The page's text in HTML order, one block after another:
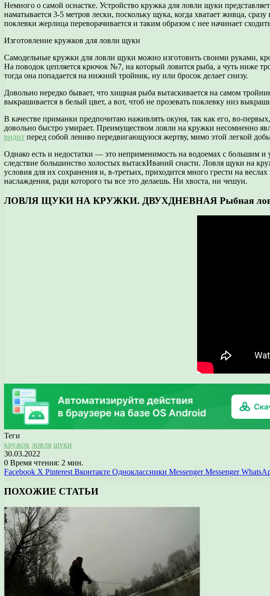
Немного о самой оснастке. Устройство кружка для ловли щуки
наматывается 3-5 метров лески, поскольку щука, когда хватает живца,
поклевки жерлица переворачивается и таким образом с нее начинает
Изготовление кружков для ловли щуки
Самодельные кружки для ловли щуки можно изготовить своими руками,
На поводок цепляется крючок №7, на который ловится рыба, а чуть ниже
тогда она попадается на нижний тройник, ну или бросок делает снизу.
Довольно нередко бывает, что хищная рыба вытаскивается на самом
выкрашивается в белый цвет, а вот, чтоб не прозевать поклевку низ
В качестве приманки предпочитаю наживлять окуня, так как его, во-
довольно быстро умирает. Преимуществом ловли на кружки несомненно
видит перед собой лениво передвигающуюся жертву, мимо этой легкой
Однако есть и недостатки — это неприменимость на водоемах с большим
следствие большинство холостых вытаскИваний снасти. Ловля щуки на
условия для их сохранения и, в-третьих, приходится много грести на
наслаждения, ради которого ты все это делаешь. Ни хвоста, ни чешуи.
ЛОВЛЯ ЩУКИ НА КРУЖКИ. ДВУХДНЕВНАЯ Рыбная
Теги
кружок ловля щуки
30.03.2022
0 Время чтения: 2 мин.
Facebook X Pinterest Вконтакте Одноклассники Messenger Messenger
ПОХОЖИЕ СТАТЬИ